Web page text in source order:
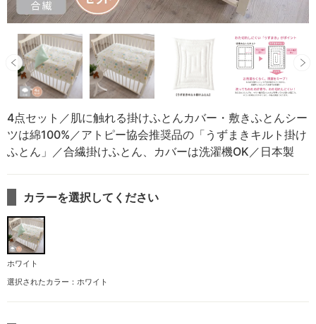
4点セット／肌に触れる掛けふとんカバー・敷きふとんシー
ツは綿100%／アトピー協会推奨品の「うずまきキルト掛け
ふとん」／合繊掛けふとん、カバーは洗濯機OK／日本製
カラーを選択してください
ホワイト
選択されたカラー：ホワイト